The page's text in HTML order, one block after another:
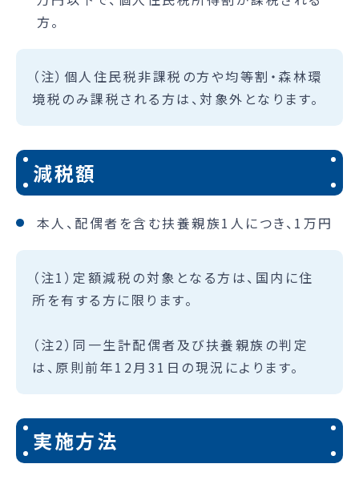
方。
（注）個人住民税非課税の方や均等割・森林環
境税のみ課税される方は、対象外となります。
減税額
本人、配偶者を含む扶養親族1人につき、1万円
（注1）定額減税の対象となる方は、国内に住
所を有する方に限ります。
（注2）同一生計配偶者及び扶養親族の判定
は、原則前年12月31日の現況によります。
実施方法